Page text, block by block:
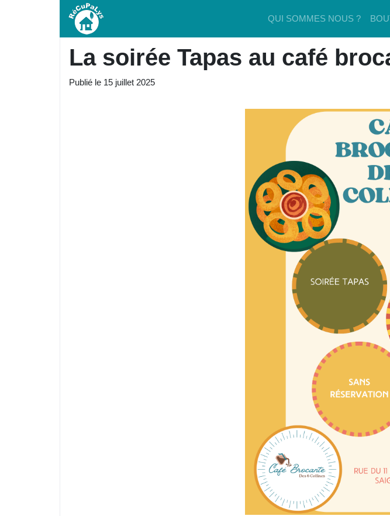
QUI SOMMES NOUS ?
La soirée Tapas au café
Publié le 15 juillet 2025